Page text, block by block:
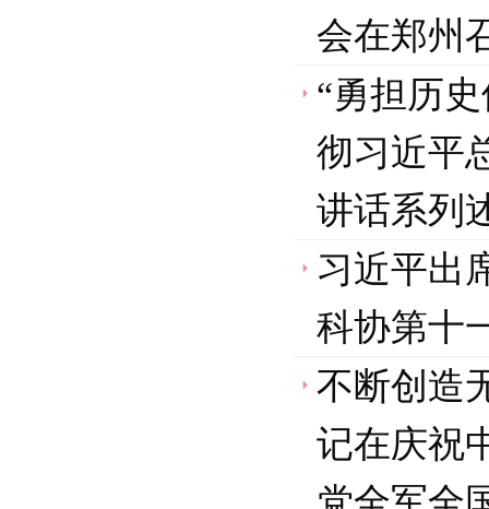
会在郑州
“勇担历
彻习近平
讲话系列
习近平出
科协第十
不断创造
记在庆祝